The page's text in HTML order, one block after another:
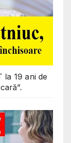
la 19 ani de